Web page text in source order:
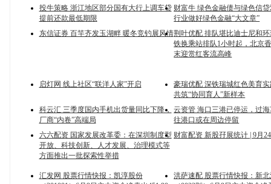
投牛策略 浙江地区部分国有大行上调车贷
提前还款最低期限
财富牛 绿色金融债与绿色信
行业做好绿色金融“大文章”
东信证券 百竿齐发玉湖畔 暖冬竞钓展风情荆叶优配 排队堪比迪士尼和
铁换乘站排队1小时起，北京
末迎赏红客流高峰
启灯网 线上社区“联洋人家”开启
豪瑞优配 深铁瑞城红色美育
共筑“协同育人”新样本
科云汇 三季度国内手机出货量同比下降，
厂商“内卷”高端局
云资管 海口三港已停运，过
往港口或在周边停留
六六配资 国家发展改革委：在深圳制度型
开放、科技创新、人才发展、治理模式等
方面推出一批探索性举措
财富配资 新股孖展统计 | 9月
汇发网 股票行情快报：凯淳股份
洪萨速配 股票行情快报：新